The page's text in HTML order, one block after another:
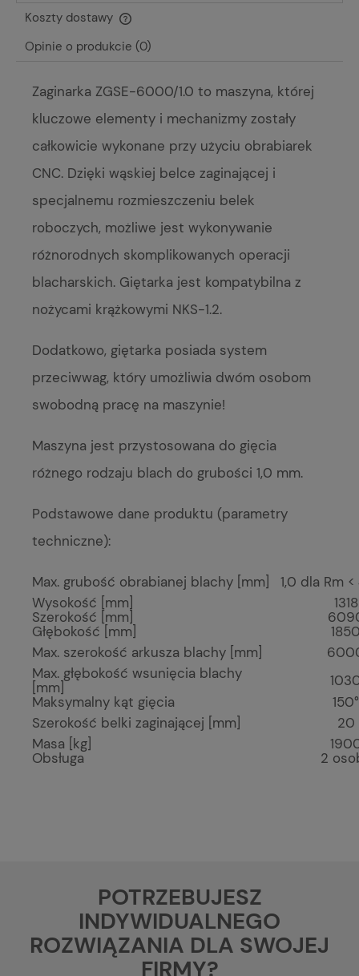
Koszty dostawy
Cena nie zawiera ewentualnych kosztów płatności
Opinie o produkcie (0)
Zaginarka ZGSE-6000/1.0 to maszyna, której
kluczowe elementy i mechanizmy zostały
całkowicie wykonane przy użyciu obrabiarek
CNC. Dzięki wąskiej belce zaginającej i
specjalnemu rozmieszczeniu belek
roboczych, możliwe jest wykonywanie
różnorodnych skomplikowanych operacji
blacharskich. Giętarka jest kompatybilna z
nożycami krążkowymi NKS-1.2.
Dodatkowo, giętarka posiada system
przeciwwag, który umożliwia dwóm osobom
swobodną pracę na maszynie!
Maszyna jest przystosowana do gięcia
różnego rodzaju blach do grubości 1,0 mm.
Podstawowe dane produktu (parametry
techniczne):
Max. grubość obrabianej blachy [mm]
1,0 dla Rm
Wysokość [mm]
1318
Szerokość [mm]
Głębokość [mm]
Max. szerokość arkusza blachy [mm]
Max. głębokość wsunięcia blachy
[mm]
Maksymalny kąt gięcia
150°
Szerokość belki zaginającej [mm]
20
Masa [kg]
Obsługa
2
POTRZEBUJESZ
INDYWIDUALNEGO
ROZWIĄZANIA DLA SWOJEJ
FIRMY?